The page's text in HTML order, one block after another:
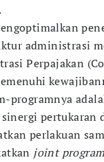
administrasi
Perpajakan
programnya
pertukaran
perlakuan
joint program